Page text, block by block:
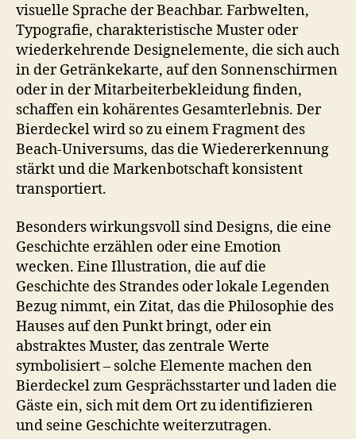
visuelle Sprache der Beachbar. Farbwelten,
Typografie, charakteristische Muster oder
wiederkehrende Designelemente, die sich auch
in der Getränkekarte, auf den Sonnenschirmen
oder in der Mitarbeiterbekleidung finden,
schaffen ein kohärentes Gesamterlebnis. Der
Bierdeckel wird so zu einem Fragment des
Beach-Universums, das die Wiedererkennung
stärkt und die Markenbotschaft konsistent
transportiert.
Besonders wirkungsvoll sind Designs, die eine
Geschichte erzählen oder eine Emotion
wecken. Eine Illustration, die auf die
Geschichte des Strandes oder lokale Legenden
Bezug nimmt, ein Zitat, das die Philosophie des
Hauses auf den Punkt bringt, oder ein
abstraktes Muster, das zentrale Werte
symbolisiert – solche Elemente machen den
Bierdeckel zum Gesprächsstarter und laden die
Gäste ein, sich mit dem Ort zu identifizieren
und seine Geschichte weiterzutragen.